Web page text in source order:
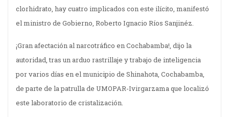
clorhidrato, hay cuatro implicados con este ilícito, manifestó
el ministro de Gobierno, Roberto Ignacio Ríos Sanjinéz.
¡Gran afectación al narcotráfico en Cochabamba!, dijo la
autoridad, tras un arduo rastrillaje y trabajo de inteligencia
por varios días en el municipio de Shinahota, Cochabamba,
de parte de la patrulla de UMOPAR-Ivirgarzama que localizó
este laboratorio de cristalización.